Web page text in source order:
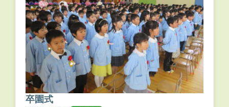
卒園式